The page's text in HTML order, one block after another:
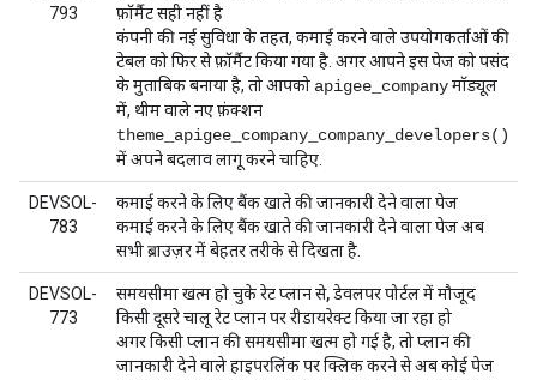
793
फ़ॉर्मैट सही नहीं है
कंपनी की नई सुविधा के तहत, कमाई करने वाले उपयोगकर्ताओं की
टेबल को फिर से फ़ॉर्मैट किया गया है. अगर आपने इस पेज को पसंद
के मुताबिक बनाया है, तो आपको apigee_companyमॉड्यूल
में, थीम वाले नए फ़ंक्शन
theme_apigee_company_company_developers()
में अपने बदलाव लागू करने चाहिए.
DEVSOL-
783
कमाई करने के लिए बैंक खाते की जानकारी देने वाला पेज
कमाई करने के लिए बैंक खाते की जानकारी देने वाला पेज अब
सभी ब्राउज़र में बेहतर तरीके से दिखता है.
DEVSOL-
773
समयसीमा खत्म हो चुके रेट प्लान से, डेवलपर पोर्टल में मौजूद
किसी दूसरे चालू रेट प्लान पर रीडायरेक्ट किया जा रहा हो
अगर किसी प्लान की समयसीमा खत्म हो गई है, तो प्लान की
जानकारी देने वाले हाइपरलिंक पर क्लिक करने से अब कोई पेज